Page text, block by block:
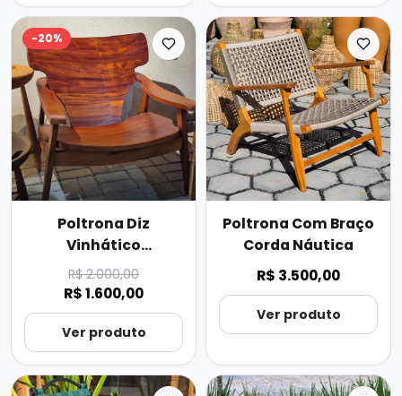
-20%
Poltrona Diz
Vinhático
Promocional
R$ 2.000,00
R$ 1.600,00
Ver produto
Poltrona Com Braço
Corda Náutica
R$ 3.500,00
Ver produto